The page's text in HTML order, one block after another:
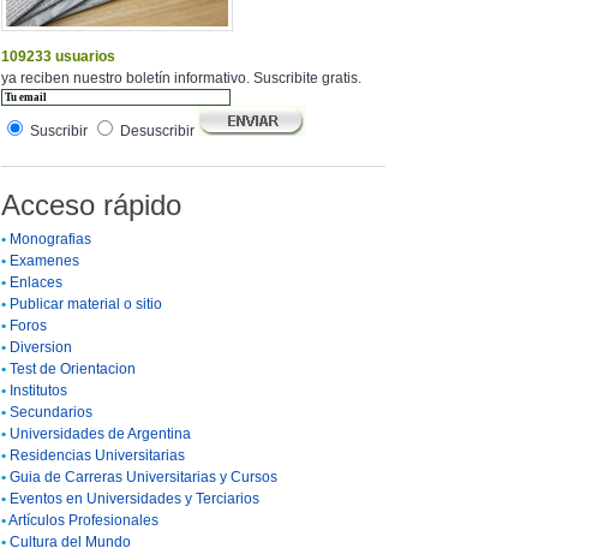
109233 usuarios
ya reciben nuestro boletín informativo. Suscribite gratis.
Suscribir Desuscribir
Acceso rápido
• Monografias
• Examenes
• Enlaces
• Publicar material o sitio
• Foros
• Diversion
• Test de Orientacion
• Institutos
• Secundarios
• Universidades de Argentina
• Residencias Universitarias
• Guia de Carreras Universitarias y Cursos
• Eventos en Universidades y Terciarios
•Artículos Profesionales
• Cultura del Mundo